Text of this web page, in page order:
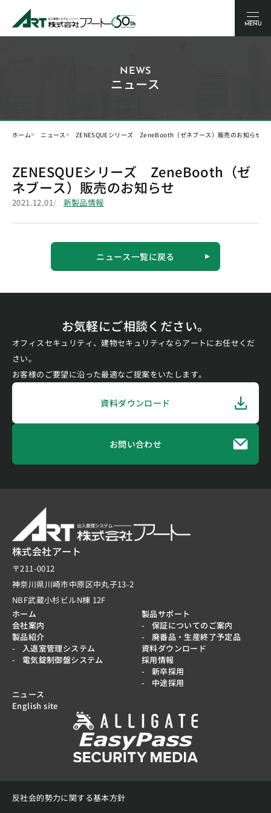
MENU
NEWS
ニュース
ホーム ニュース ZENESQUEシリーズ ZeneBooth（ゼネブース）販売のお知らせ
ZENESQUEシリーズ ZeneBooth（ゼ
ネブース）販売のお知らせ
2021.12.01 新製品情報
ニュース一覧に戻る
お気軽にご相談ください。
オフィスセキュリティ、建物セキュリティならアートにお任せくだ
さい。
お客様のご要望に沿った最適なご提案をいたします。
資料ダウンロード
お問い合わせ
株式会社アート
〒211-0012
神奈川県川崎市中原区中丸子13-2
NBF武蔵小杉ビルN棟 12F
ホーム
会社案内
製品紹介
入退室管理システム
電気錠制御盤システム
製品サポート
保証についてのご案内
廃番品・生産終了予定品
資料ダウンロード
採用情報
新卒採用
中途採用
ニュース
English site
反社会的勢力に関する基本方針